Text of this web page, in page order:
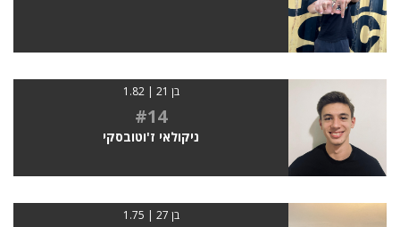
בן 21 | 1.82
#14
ניקולאי ז'וטובסקי
בן 27 | 1.75